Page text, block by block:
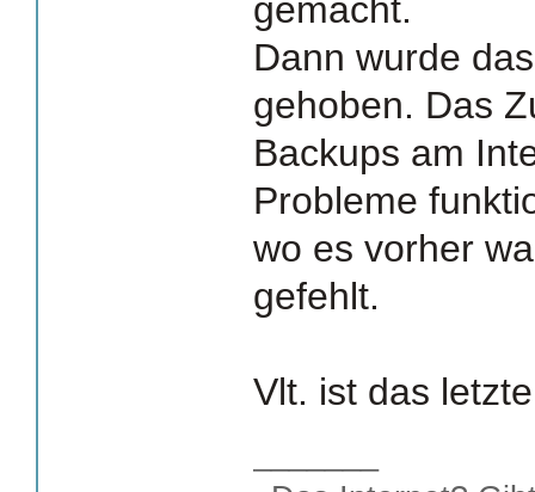
gemacht.
Dann wurde
gehoben. Das
Backups am
Probleme
wo es vorher
gefehlt.
Vlt. ist das